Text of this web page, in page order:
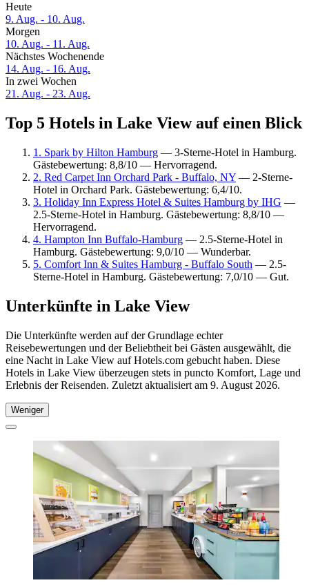
Heute
9. Aug. - 10. Aug.
Morgen
10. Aug. - 11. Aug.
Nächstes Wochenende
14. Aug. - 16. Aug.
In zwei Wochen
21. Aug. - 23. Aug.
Top 5 Hotels in Lake View auf einen Blick
1. Spark by Hilton Hamburg — 3-Sterne-Hotel in Hamburg.
Gästebewertung: 8,8/10 — Hervorragend.
2. Red Carpet Inn Orchard Park - Buffalo, NY — 2-Sterne-
Hotel in Orchard Park. Gästebewertung: 6,4/10.
3. Holiday Inn Express Hotel & Suites Hamburg by IHG —
2.5-Sterne-Hotel in Hamburg. Gästebewertung: 8,8/10 —
Hervorragend.
4. Hampton Inn Buffalo-Hamburg — 2.5-Sterne-Hotel in
Hamburg. Gästebewertung: 9,0/10 — Wunderbar.
5. Comfort Inn & Suites Hamburg - Buffalo South — 2.5-
Sterne-Hotel in Hamburg. Gästebewertung: 7,0/10 — Gut.
Unterkünfte in Lake View
Die Unterkünfte werden auf der Grundlage echter
Reisebewertungen und der Beliebtheit bei Gästen ausgewählt, die
eine Nacht in Lake View auf Hotels.com gebucht haben. Diese
Hotels in Lake View überzeugen stets in puncto Komfort, Lage und
Erlebnis der Reisenden. Zuletzt aktualisiert am 9. August 2026.
Weniger